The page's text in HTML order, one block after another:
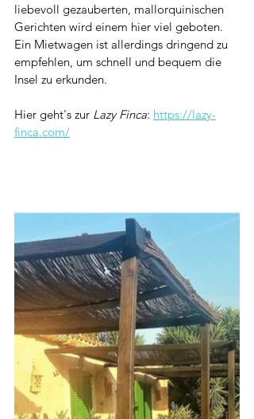
liebevoll gezauberten, mallorquinischen
Gerichten wird einem hier viel geboten.
Ein Mietwagen ist allerdings dringend zu
empfehlen, um schnell und bequem die
Insel zu erkunden.
Hier geht's zur Lazy Finca: https://lazy-
finca.com/